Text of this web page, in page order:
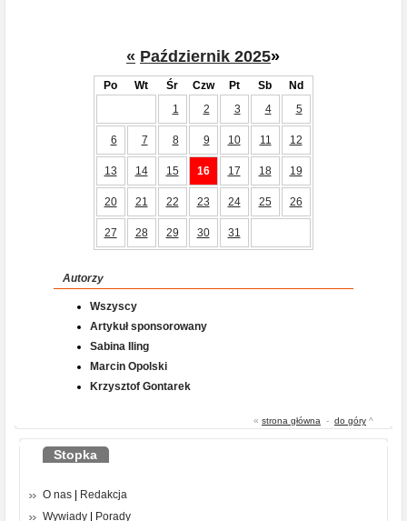
« Październik 2025»
Po Wt Śr Czw Pt Sb
Nd
1
2 3 4 5
6 7 8 9 10 11 12
13 14 15 16 17 18 19
20 21 22 23 24 25 26
27 28 29 30 31
Autorzy
Wszyscy
Artykuł sponsorowany
Sabina Iling
Marcin Opolski
Krzysztof Gontarek
« strona główna - do góry ^
Stopka
O nas
Redakcja
Wywiady
Porady